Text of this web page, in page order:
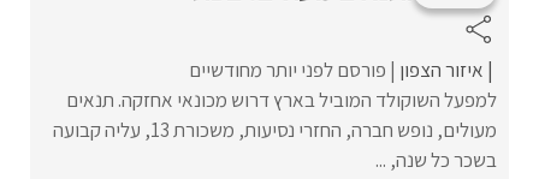
איזור הצפון פורסם לפני יותר מחודשיים
למפעל השוקולד המוביל בארץ דרוש מכונאי אחזקה. תנאים
מעולים, נופש חברה, החזרי נסיעות, משכורת 13, עליה קבועה
בשכר כל שנה, ...